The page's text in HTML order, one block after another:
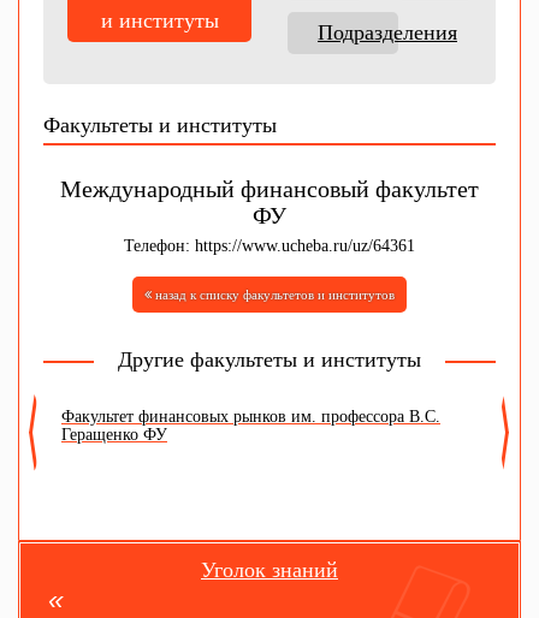
и институты
Подразделения
Факультеты и институты
Международный финансовый факультет
ФУ
Телефон: https://www.ucheba.ru/uz/64361
назад к списку факультетов и институтов
Другие факультеты и институты
Факультет финансовых рынков им. профессора В.С.
Геращенко ФУ
Уголок знаний